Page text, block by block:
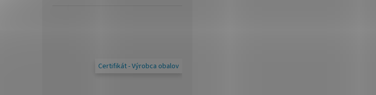
Certifikát - Výrobca obalov